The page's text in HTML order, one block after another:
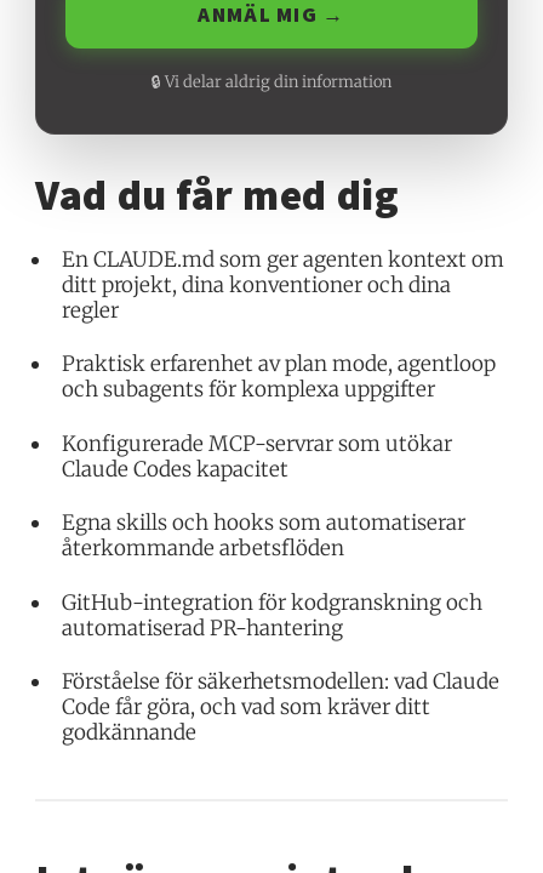
ANMÄL MIG →
🔒 Vi delar aldrig din information
Vad du får med dig
En CLAUDE.md som ger agenten kontext om
ditt projekt, dina konventioner och dina
regler
Praktisk erfarenhet av plan mode, agentloop
och subagents för komplexa uppgifter
Konfigurerade MCP-servrar som utökar
Claude Codes kapacitet
Egna skills och hooks som automatiserar
återkommande arbetsflöden
GitHub-integration för kodgranskning och
automatiserad PR-hantering
Förståelse för säkerhetsmodellen: vad Claude
Code får göra, och vad som kräver ditt
godkännande